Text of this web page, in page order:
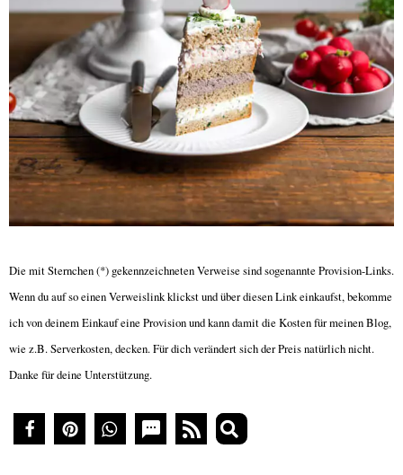
Die mit Sternchen (*) gekennzeichneten Verweise sind sogenannte Provision-Links.
Wenn du auf so einen Verweislink klickst und über diesen Link einkaufst, bekomme
ich von deinem Einkauf eine Provision und kann damit die Kosten für meinen Blog,
wie z.B. Serverkosten, decken. Für dich verändert sich der Preis natürlich nicht.
Danke für deine Unterstützung.